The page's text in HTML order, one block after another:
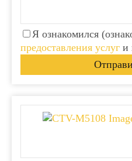
Я ознакомился
предоставления услуг и